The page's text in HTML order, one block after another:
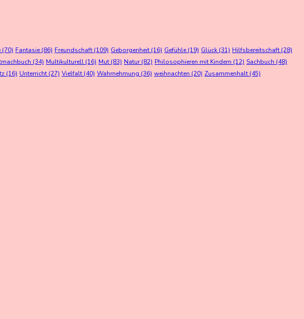
(70) Fantasie(86) Freundschaft (109) Geborgenheit (16) Gefühle(19) Glück (31) Hilfsbereitschaft (28)
(34) Multikulturell (16) Mut (83) Natur(82) Philosophieren mit Kindern (12) Sachbuch (48)
(16) Unterricht (27) Vielfalt (40) Wahrnehmung (36) weihnachten (20) Zusammenhalt (45)